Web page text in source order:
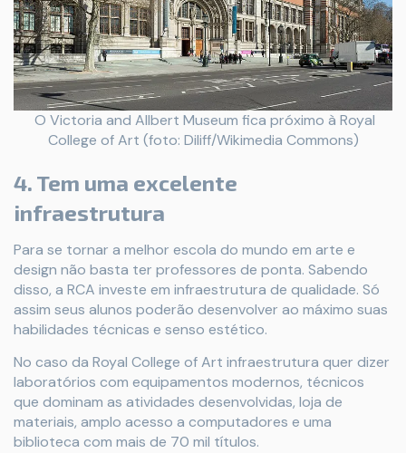
O Victoria and Allbert Museum fica próximo à Royal
College of Art (foto: Diliff/Wikimedia Commons)
4. Tem uma excelente
infraestrutura
Para se tornar a melhor escola do mundo em arte e
design não basta ter professores de ponta. Sabendo
disso, a RCA investe em infraestrutura de qualidade. Só
assim seus alunos poderão desenvolver ao máximo suas
habilidades técnicas e senso estético.
No caso da Royal College of Art infraestrutura quer dizer
laboratórios com equipamentos modernos, técnicos
que dominam as atividades desenvolvidas, loja de
materiais, amplo acesso a computadores e uma
biblioteca com mais de 70 mil títulos.